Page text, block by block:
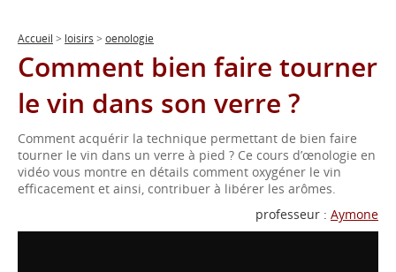
Accueil > loisirs > oenologie
Comment bien faire tourner
le vin dans son verre ?
Comment acquérir la technique permettant de bien faire
tourner le vin dans un verre à pied ? Ce cours d’œnologie en
vidéo vous montre en détails comment oxygéner le vin
efficacement et ainsi, contribuer à libérer les arômes.
professeur : Aymone